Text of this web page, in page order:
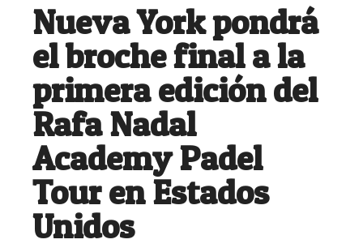
Nueva York pondrá
el broche final a la
primera edición del
Rafa Nadal
Academy Padel
Tour en Estados
Unidos